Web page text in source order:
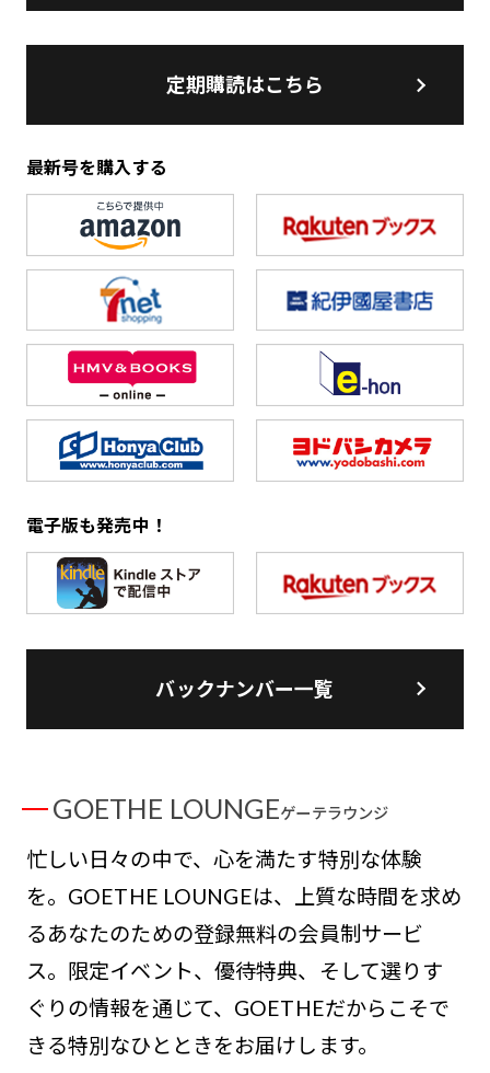
定期購読はこちら
最新号を購入する
電子版も発売中！
バックナンバー一覧
GOETHE LOUNGEゲーテラウンジ
忙しい日々の中で、心を満たす特別な体験
を。GOETHE LOUNGEは、上質な時間を求め
るあなたのための登録無料の会員制サービ
ス。限定イベント、優待特典、そして選りす
ぐりの情報を通じて、GOETHEだからこそで
きる特別なひとときをお届けします。